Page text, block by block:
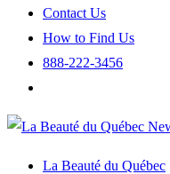
Contact Us
How to Find Us
888-222-3456
La Beauté du Québec